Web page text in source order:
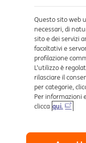
Dove ci trovi
Certificazioni
Collegamenti utili
Questo sito web
necessari, di
sito e dei servizi
facoltativi e
profilazione
L’utilizzo è
rilasciare il
per categorie,
Per informazioni
clicca qui.